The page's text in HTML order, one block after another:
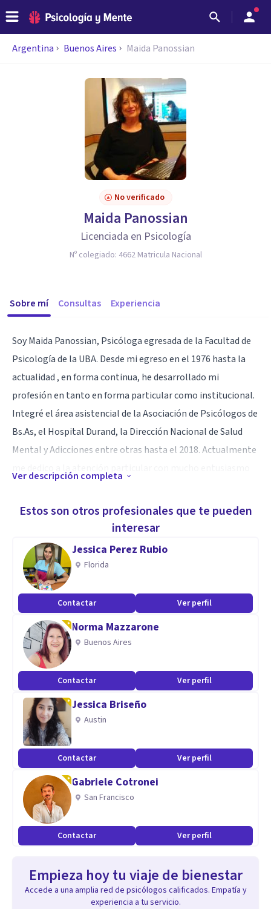
Argentina Buenos Aires Maida Panossian
No verificado
Maida Panossian
Licenciada en Psicología
Nº colegiado: 4662 Matricula Nacional
Sobre mí Consultas Experiencia
Soy Maida Panossian, Psicóloga egresada de la Facultad de
Psicología de la UBA. Desde mi egreso en el 1976 hasta la
actualidad , en forma continua, he desarrollado mi
profesión en tanto en forma particular como institucional.
Integré el área asistencial de la Asociación de Psicólogos de
Bs.As, el Hospital Durand, la Dirección Nacional de Salud
Mental y Adicciones entre otras hasta el 2018. Actualmente
según las necesidades de cada consultante.
Valoro ser muy empática con mis consultantes.
Aptitudes
Asisto a personas adultas con padecimientos psíquicos
diversos tanto en terapia individual como vincular.
Ver descripción completa
Estos son otros profesionales que te pueden
interesar
Jessica Perez Rubio
Florida
Contactar Ver perfil
Norma Mazzarone
Buenos Aires
Contactar Ver perfil
Jessica Briseño
Austin
Contactar Ver perfil
Gabriele Cotronei
San Francisco
Contactar Ver perfil
Empieza hoy tu viaje de bienestar
Accede a una amplia red de psicólogos calificados. Empatía y
experiencia a tu servicio.